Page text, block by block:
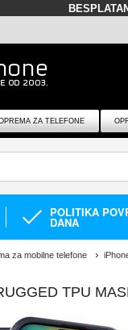
ZA TELEFONE
POLITIKA
DANA
za mobilne telefone
TPU